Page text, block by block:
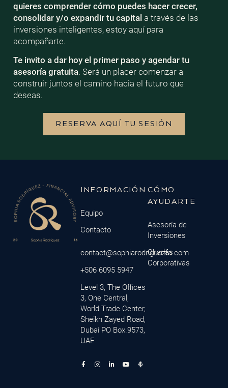
quieres comprender cómo puedes hacer crecer,
consolidar y/o expandir tu capitala través de las
inversiones inteligentes, estoy aquí para
acompañarte.
Te invito a dar hoy el primer paso y agendar tu
asesoría gratuita. Será un placer comenzar a
construir juntos el camino hacia el futuro que
deseas.
RESERVA AQUÍ TU SESIÓN
INFORMACIÓN
Equipo
Contacto
contact@sophiarodriguezfa.com
+506 6095 5947
Level 3, The Offices
3, One Central,
World Trade Center,
Sheikh Zayed Road,
Dubai PO Box.9573,
UAE
CÓMO
AYUDARTE
Asesoría de
Inversiones
Charlas
Corporativas